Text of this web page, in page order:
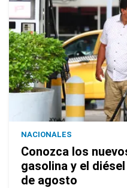
NACIONALES
Conozca los
gasolina y el
de agosto